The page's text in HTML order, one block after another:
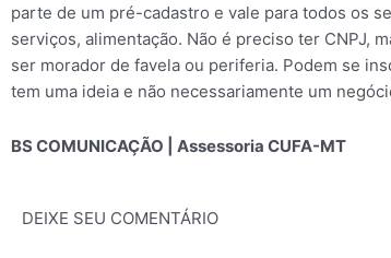
parte de um pré-cadastro e vale para todos os
serviços, alimentação. Não é preciso ter CNPJ,
ser morador de favela ou periferia. Podem se
tem uma ideia e não necessariamente um
BS COMUNICAÇÃO | Assessoria CUFA-MT
DEIXE SEU COMENTÁRIO